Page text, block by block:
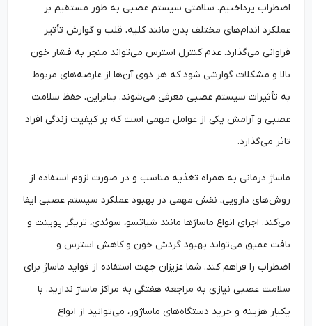
اضطراب پرداختیم. سلامتی سیستم عصبی به طور مستقیم بر
عملکرد اندام‌های مختلف بدن مانند کلیه، قلب و گوارش تأثیر
فراوانی می‌گذارد. عدم کنترل استرس می‌تواند منجر به فشار خون
بالا و مشکلات گوارشی شود که هر دوی آن‌ها از عارضه‌های مربوط
به تأثیرات سیستم عصبی معرفی می‌شوند. بنابراین، حفظ سلامت
عصبی و آرامش یکی از عوامل مهمی است که بر کیفیت زندگی افراد
تاثر می‌گذارد.
ماساژ درمانی به همراه تغذیه مناسب و در صورت لزوم استفاده از
روش‌های دارویی، نقش مهمی در بهبود عملکرد سیستم عصبی ایفا
می‌کند. اجرای انواع ماساژ‌ها مانند شیاتسو، سوئدی، تریگر پوینت و
بافت عمیق می‌تواند بهبود گردش خون و کاهش استرس و
اضطراب را فراهم کند. شما عزیزان جهت استفاده از فواید ماساژ برای
سلامت عصبی نیازی به مراجعه هفتگی به مراکز ماساژ ندارید. با
یکبار هزینه و خرید دستگاه‌های ماساژور، می‌توانید از انواع